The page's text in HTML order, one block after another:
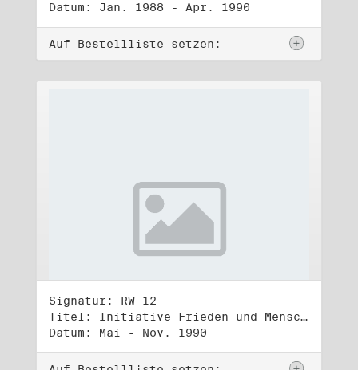
Datum: Jan. 1988 - Apr. 1990
Auf Bestellliste setzen:
Signatur: RW 12
Titel: Initiative Frieden und Menschenrechte (2)
Datum: Mai - Nov. 1990